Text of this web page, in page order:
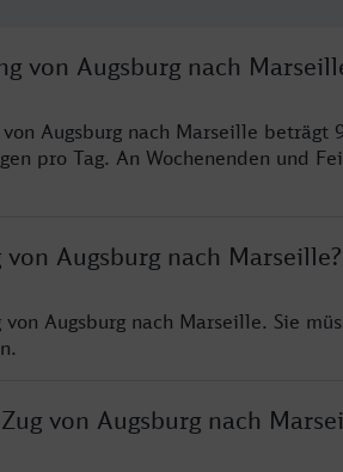
von Augsburg nach
Augsburg nach Marseille beträgt
pro Tag. An Wochenenden und
Augsburg nach Marseille?
Augsburg nach Marseille. Sie
von Augsburg nach